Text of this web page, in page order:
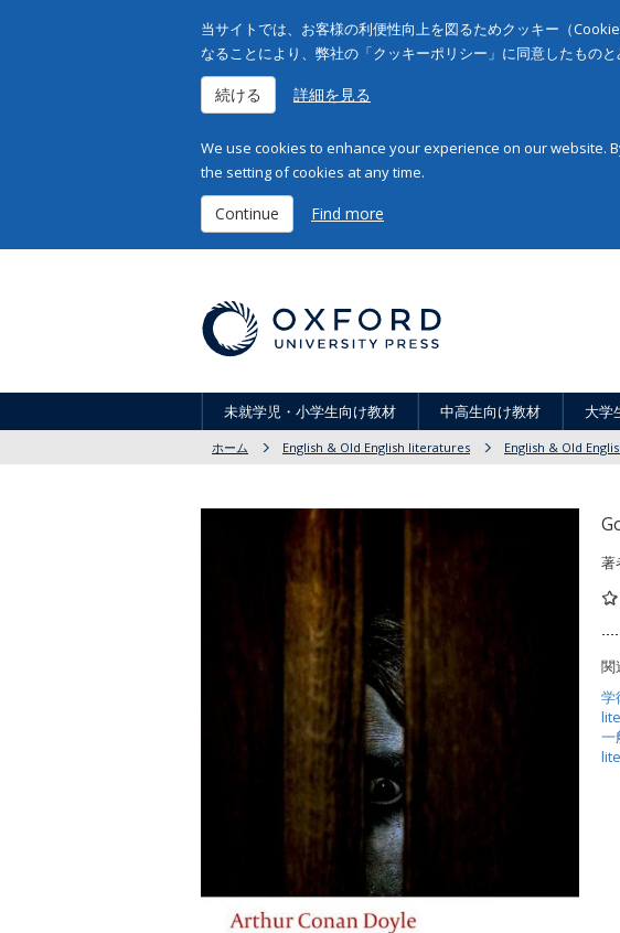
当サイトでは、お客様の利便性向上を図るためクッキー（
なることにより、弊社の「クッキーポリシー」に同意したもの
続ける 詳細を見る
We use cookies to enhance your experience on our website.
the setting of cookies at any time.
Continue Find more
未就学児・小学生向け教材 中高生向け教材 大学
ホーム English & Old English literatures English & Old
著
関
学
一